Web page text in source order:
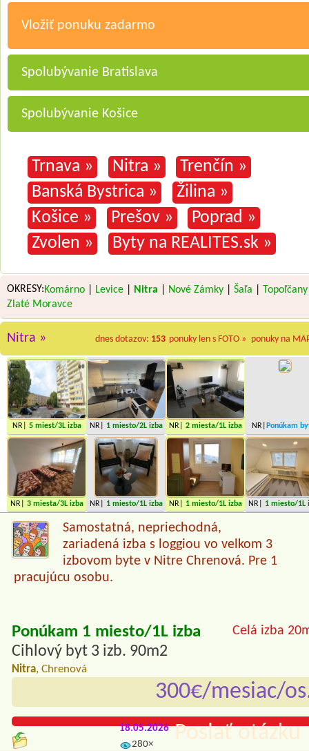
Vložiť ponuku zadarmo
Spolubývanie Bratislava
Spolubývanie Košice
Trnava » Nitra »
Trenčín »
Banská Bystrica »
Žilina »
Košice »
Prešov »
Poprad »
Zvolen »
Byty na REALITES.sk »
OKRESY:Komárno Levice Nitra Nové Zámky Šaľa Topoľčany
Zlaté Moravce
dnes dotazov: 153 ponuky len s FOTO » ponuky na
Nitra »
NR| 5 miest/3L izba NR| 1 miesto/2L izba NR| 2 miesta/1L izba NR| Ponúkam
miesta
NR| 3 miesta/3L izba NR| 1 miesto/1L izba NR| 1 miesto/1L izba NR| 1 miesto/1L
Samostatná, nepriechodná,
zariadená izba s loggiou vo velkom 3
izbovom byte v Nitre Chrenová. Pre 1
pracujúcu osobu.
Celá izba
Ponúkam 1 miesto/1L izba
Cihlový byt 3 izb. 90m2
Nitra, Chrenová
300€/mesiac/
Poslať otázku
18.05.2026
280×